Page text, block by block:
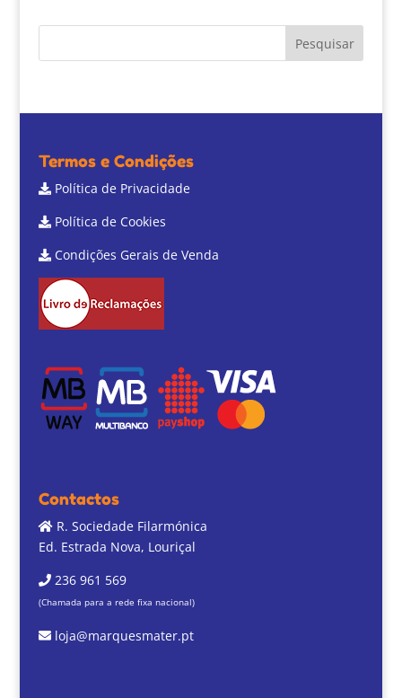
Termos e Condições
Política de Privacidade
Política de Cookies
Condições Gerais de Venda
Contactos
R. Sociedade Filarmónica
Ed. Estrada Nova, Louriçal
236 961 569
(Chamada para a rede fixa nacional)
loja@marquesmater.pt